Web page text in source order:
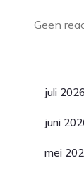
Geen
juli 2026
juni
mei